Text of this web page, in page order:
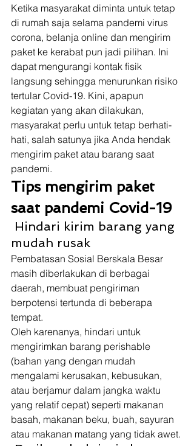
Ketika masyarakat diminta untuk tetap
di rumah saja selama pandemi virus
corona, belanja online dan mengirim
paket ke kerabat pun jadi pilihan. Ini
dapat mengurangi kontak fisik
langsung sehingga menurunkan risiko
tertular Covid-19. Kini, apapun
kegiatan yang akan dilakukan,
masyarakat perlu untuk tetap berhati-
hati, salah satunya jika Anda hendak
mengirim paket atau barang saat
pandemi.
Tips mengirim paket
saat pandemi Covid-19
mudah rusak
Pembatasan Sosial Berskala Besar
masih diberlakukan di berbagai
daerah, membuat pengiriman
berpotensi tertunda di beberapa
tempat.
Oleh karenanya, hindari untuk
mengirimkan barang perishable
(bahan yang dengan mudah
mengalami kerusakan, kebusukan,
atau berjamur dalam jangka waktu
yang relatif cepat) seperti makanan
basah, makanan beku, buah, sayuran
atau makanan matang yang tidak awet.